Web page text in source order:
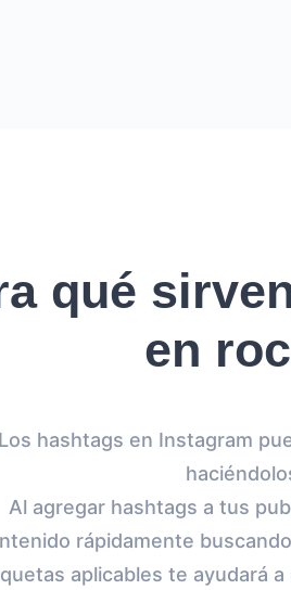
qué
en
Los hashtags en Instagram
Al agregar hashtags a tus
rápidamente
aplicables te ayudará